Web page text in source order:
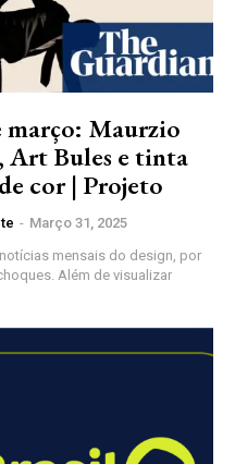
março: Maurzio
Art Bules e tinta
cor | Projeto
- Março 31, 2025
mensais do design, por
Além de visualizar